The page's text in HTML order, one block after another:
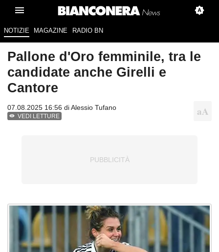
NOTIZIE MAGAZINE RADIO BN
Pallone d'Oro femminile, tra le
candidate anche Girelli e
Cantore
07.08.2025 16:56 diAlessio Tufano
VEDI LETTURE